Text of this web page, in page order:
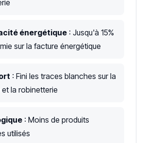
énergétique : Jusqu'à 15%
sur la facture énergétique
: Fini les traces blanches sur la
et la robinetterie
: Moins de produits
utilisés